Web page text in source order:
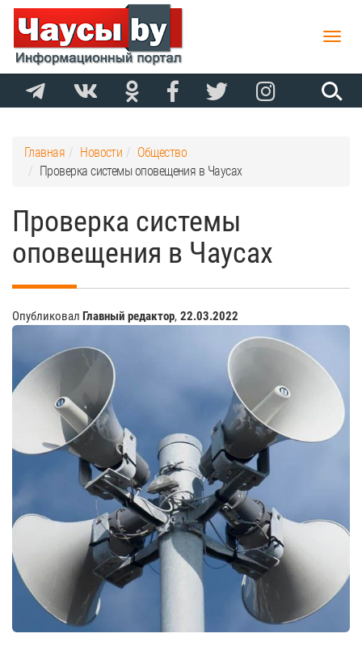
Toggle
Главная Новости
Общество
Проверка системы оповещения в Чаусах
Проверка системы
оповещения в Чаусах
Опубликовал Главный редактор, 22.03.2022